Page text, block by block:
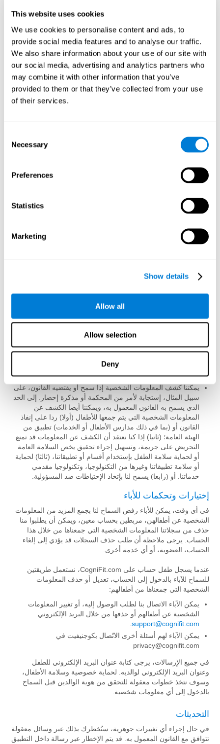
This website uses cookies
We use cookies to personalise content and ads, to
provide social media features and to analyse our traffic.
We also share information about your use of our site with
our social media, advertising and analytics partners who
may combine it with other information that you’ve
provided to them or that they’ve collected from your use
of their services.
Selection
Necessary
Preferences
Statistics
Marketing
Show details
Allow all
Allow selection
Deny
الهاتف المحمول. ويتم جمع هذه المعلومات بإستخدام تقنيات مثل
المعلومات يمكن جمعها بواسطة CogniFit أو من قبل طرف ثالث.
وتستخدم هذه البيانات في المقام الأول لأغراض داخلية من أجل:
تزويد الأطفال بإمكانية الدخول إلى وظائف وأنشطة في خدماتنا
تخصيص المحتوى وتعزيز خدماتنا
إجراء البحوث والتحليل من أجل الحصول على نتائج جيدة لخدماتنا
إنشاء تقاريرا مجهولة المصدر عن إستخدام CogniFit
من فضلك، اتّصل بنا في
أو العنوان البريدي
واستخدام المشغلين:
CogniFit, Inc.
California Street, 11th Floor
San Francisco, CA 94108, USA
متى تكون المعلومات المجمعة للأطفال متوفرة للآخرين
CogniFit تطلب موافقة الوالدين أو الوصي القانوني عن طريق البريد
الإلكتروني. يجب على الأب أو الوصي القانوني للطفل تعديل إعدادات
خصوصية الطفل والتقرير ما إذا كان الطفل سيشارك معلوماته مع
المعلم، مدير المدرسة، الطبيب، أو الباحث.
لا يتم نشر معلومات الطفل الشخصية. إلى جانب تلك الحالات المعزولة
حيث يتم عرض المعلومات الشخصية للطفل، يجوز لنا مشاركة أو كشف
الحالات، بما في ذلك ما يلي:
يمكننا مشاركة المعلومات مع مقدمي الخدمات لدينا إذا لزم الأمر
لأداء وظائف الأعمال، المهنية أو دعم تكنولوجي من طرفنا.
يمكننا كشف المعلومات الشخصية إذا سمح أو يقتضيه القانون، على
سبيل المثال، إستجابة لأمر من المحكمة أو مذكرة إحضار. إلى الحد
الذي يسمح به القانون المعمول به، ويمكننا أيضا الكشف عن
المعلومات الشخصية التي يتم جمعها للأطفال (أولا) ردا على إنفاذ
القانون أو (بما في ذلك مدارس الأطفال أو الخدمات) تطبيق من
الهيئة العامة؛ (ثانيا) إذا كنا نعتقد أن الكشف عن المعلومات قد تمنع
التحريض على جريمة، وتسهيل إجراء تحقيق يخص السلامة العامة
أو لحماية سلامة الطفل بإستخدام أقسام أو تطبيقاتنا، (ثالثا) لحماية
أو سلامة تطبيقاتنا وغيرها من التكنولوجيا، وتكنولوجيا مقدمي
خدماتنا. أو (رابعا) يسمح لنا بإتخاذ الإحتياطات ضد المسؤولية.
إختيارات وتحكمات للأباء
في أي وقت، يمكن للأباء رفض السماح لنا بجمع المزيد من المعلومات
الشخصية عن أطفالهن، مربطين بحساب معين، ويمكن أن يطلبوا منا
حذف من سجلاتنا المعلومات الشخصية التي جمعناها من خلال هذا
الحساب. يرجى ملاحظة أن طلب حذف السجلات قد يؤدي إلى إلغاء
الحساب، العضوية، أو أي خدمة أخرى.
عندما يسجل طفل حساب على CogniFit.com، نستعمل طريقتين
للسماح للآباء بالدخول إلى الحساب، تعديل أو حذف المعلومات
الشخصية التي جمعناها من أطفالهم:
يمكن الآباء الاتصال بنا لطلب الوصول إليه، أو تغيير المعلومات
الشخصية عن أطفالهم أو حذفها من خلال البريد الإلكتروني
support@cognifit.com
يمكن الآباء لهم أسئلة أخرى الاتّصال بكوجنيفيت في
privacy@cognifit.com
في جميع الإرسالات، يرجى كتابة عنوان البريد الإلكتروني للطفل
وعنوان البريد الإلكتروني لوالديه. لحماية خصوصية وسلامة الأطفال،
وسوف نتخذ خطوات معقولة للتحقق من هوية الوالدين قبل السماح
بالدخول إلى أي معلومات شخصية.
التحديثات
في حال إجراء أي تغييرات جوهرية، سنُخطرك بذلك عبر وسائل معقولة
تتوافق مع القانون المعمول به. قد يتم الإخطار عبر رسالة داخل التطبيق